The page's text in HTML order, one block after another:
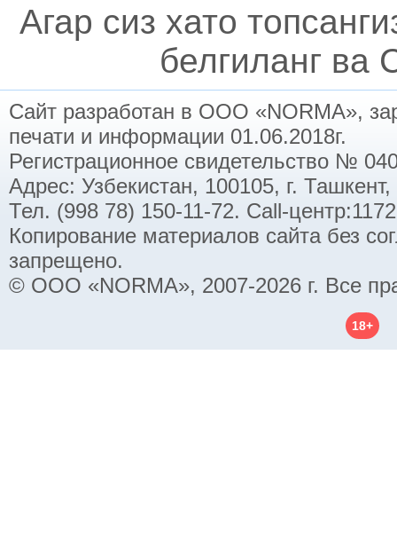
Агар сиз хато
белгиланг ва
Сайт разработан в ООО «NORMA»,
печати и информации 01.06.2018г.
Регистрационное свидетельство №
Адрес: Узбекистан, 100105, г.
Тел. (998 78) 150-11-72. Call-
Копирование материалов сайта без
запрещено.
© ООО «NORMA», 2007-2026 г. Все
18+